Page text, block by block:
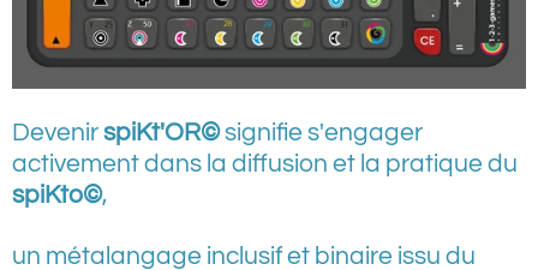
DevenirspiKt'OR©signifie s'engager
activement dans la diffusion et la pratique du
spiKto©,
un métalangage inclusif et binaire issu du